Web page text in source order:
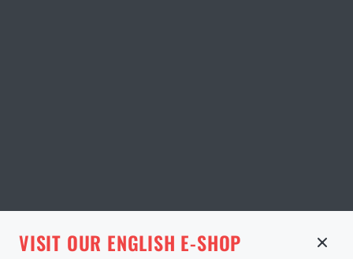
STRÁNKA V DANÉM JAZYCE NEEXISTUJE
VISIT OUR ENGLISH E-SHOP